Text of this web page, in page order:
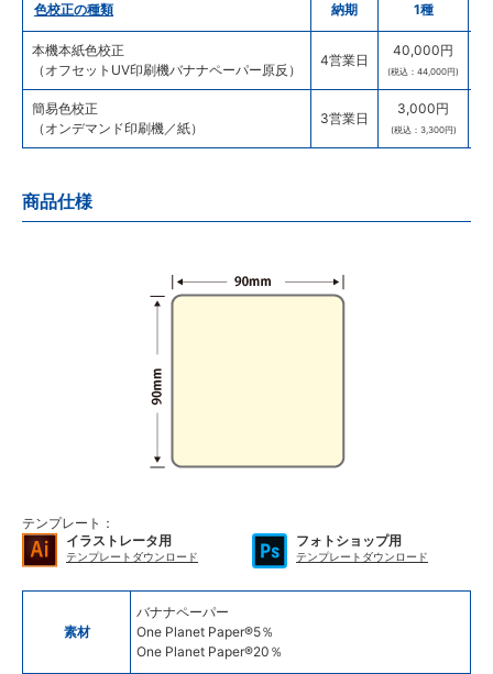
色校正の種類 納期 1種
本機本紙色校正
（オフセットUV印刷機バナナペーパー原反）
4営業日
40,000円
(税込：44,000円)
簡易色校正
（オンデマンド印刷機／紙）
3営業日
3,000円
(税込：3,300円)
商品仕様
テンプレート：
イラストレータ用
テンプレートダウンロード
フォトショップ用
テンプレートダウンロード
素材
バナナペーパー
One Planet Paper®5％
One Planet Paper®20％